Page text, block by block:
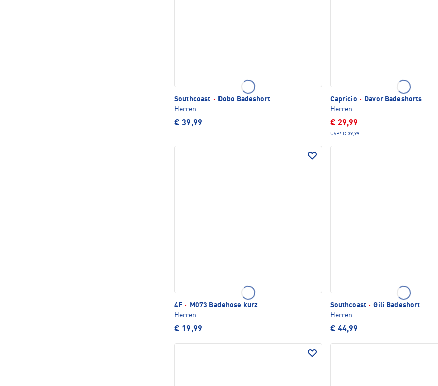
Southcoast ·
Dobo Badeshort
Herren
€ 39,99
Capricio ·
Davor Badeshorts
Herren
€ 29,99
UVP* € 39,99
4F ·
M073 Badehose kurz
Herren
€ 19,99
Southcoast · Gili Badeshort
Herren
€ 44,99